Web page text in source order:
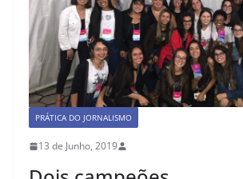
PRÁTICA DO JORNALISMO
13 de Junho, 2019